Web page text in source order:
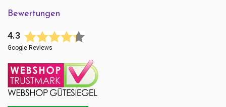
Bewertungen
4.3
Google Reviews